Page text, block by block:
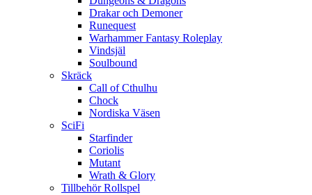
Drakar och Demoner
Runequest
Warhammer Fantasy Roleplay
Vindsjäl
Soulbound
Skräck
Call of Cthulhu
Chock
Nordiska Väsen
SciFi
Starfinder
Coriolis
Mutant
Wrath & Glory
Tillbehör Rollspel